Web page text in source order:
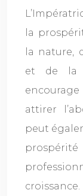
la
la nature,
et de la
attirer
peut
croissance.